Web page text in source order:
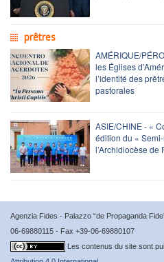
prêtres
AMÉRIQUE/
les Églises
l’identité des
pastorales
ASIE/CHINE - «
édition du «
l’Archidiocèse de
Agenzia Fides - Palazzo “de Propaganda
06-69880115 - Fax +39-06-69880107
Les contenus du site sont